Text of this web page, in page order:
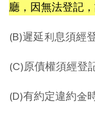
廳，因無法登記
(B)遲延利息須經
(C)原債權須經登
(D)有約定違約金